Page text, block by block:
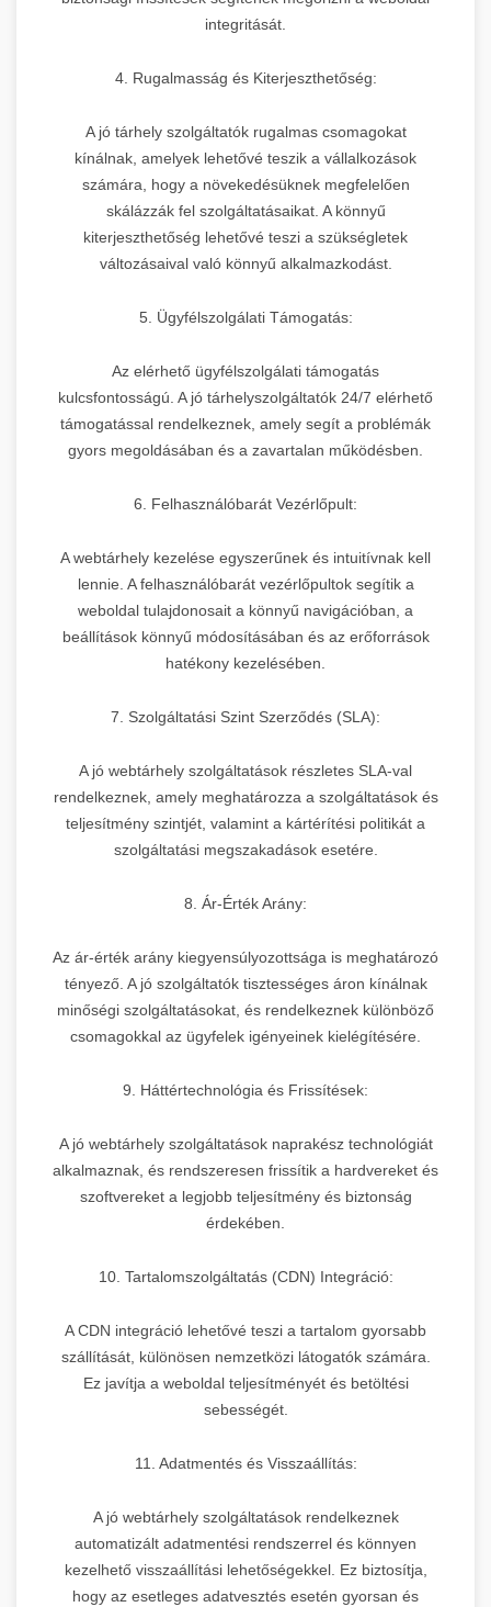
integritását.
4. Rugalmasság és Kiterjeszthetőség:
A jó tárhely szolgáltatók rugalmas csomagokat
kínálnak, amelyek lehetővé teszik a vállalkozások
számára, hogy a növekedésüknek megfelelően
skálázzák fel szolgáltatásaikat. A könnyű
kiterjeszthetőség lehetővé teszi a szükségletek
változásaival való könnyű alkalmazkodást.
5. Ügyfélszolgálati Támogatás:
Az elérhető ügyfélszolgálati támogatás
kulcsfontosságú. A jó tárhelyszolgáltatók 24/7 elérhető
támogatással rendelkeznek, amely segít a problémák
gyors megoldásában és a zavartalan működésben.
6. Felhasználóbarát Vezérlőpult:
A webtárhely kezelése egyszerűnek és intuitívnak kell
lennie. A felhasználóbarát vezérlőpultok segítik a
weboldal tulajdonosait a könnyű navigációban, a
beállítások könnyű módosításában és az erőforrások
hatékony kezelésében.
7. Szolgáltatási Szint Szerződés (SLA):
A jó webtárhely szolgáltatások részletes SLA-val
rendelkeznek, amely meghatározza a szolgáltatások és
teljesítmény szintjét, valamint a kártérítési politikát a
szolgáltatási megszakadások esetére.
8. Ár-Érték Arány:
Az ár-érték arány kiegyensúlyozottsága is meghatározó
tényező. A jó szolgáltatók tisztességes áron kínálnak
minőségi szolgáltatásokat, és rendelkeznek különböző
csomagokkal az ügyfelek igényeinek kielégítésére.
9. Háttértechnológia és Frissítések:
A jó webtárhely szolgáltatások naprakész technológiát
alkalmaznak, és rendszeresen frissítik a hardvereket és
szoftvereket a legjobb teljesítmény és biztonság
érdekében.
10. Tartalomszolgáltatás (CDN) Integráció:
A CDN integráció lehetővé teszi a tartalom gyorsabb
szállítását, különösen nemzetközi látogatók számára.
Ez javítja a weboldal teljesítményét és betöltési
sebességét.
11. Adatmentés és Visszaállítás:
A jó webtárhely szolgáltatások rendelkeznek
automatizált adatmentési rendszerrel és könnyen
kezelhető visszaállítási lehetőségekkel. Ez biztosítja,
hogy az esetleges adatvesztés esetén gyorsan és